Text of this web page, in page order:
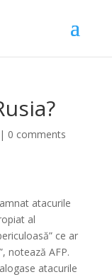
| 0 comments
atacurile
al
ce ar
notează AFP.
atacurile